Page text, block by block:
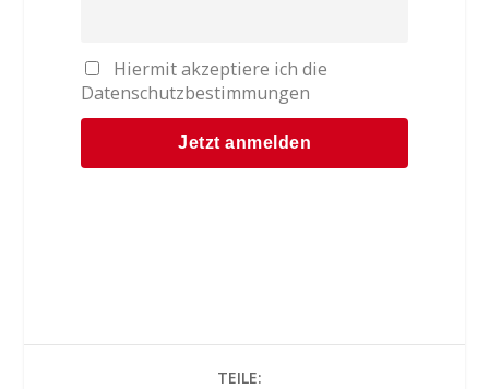
Hiermit akzeptiere ich die
Datenschutzbestimmungen
TEILE: